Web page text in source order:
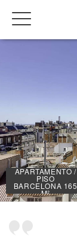
APARTAMENTO /
PISO
BARCELONA 165
M²